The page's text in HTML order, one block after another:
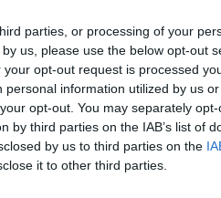
parties, or processing of your
us, please use the below opt-out
opt-out request is processed
information utilized by us
opt-out. You may separately
by third parties on the IAB’s list of
by us to third parties on the
it to other third parties.
silenziosa. Ombra, car...